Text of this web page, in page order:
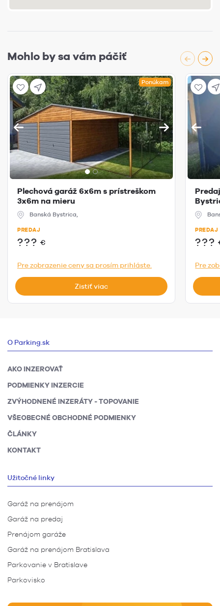
Mohlo by sa vám páčiť
Ponúkam
Plechová garáž 6x6m s prístreškom
3x6m na mieru
Banská Bystrica,
PREDAJ
??? €
Pre zobrazenie ceny sa prosím prihláste.
Zistiť viac
PREDAJ
???
Pre
O Parking.sk
AKO INZEROVAŤ
PODMIENKY INZERCIE
ZVÝHODNENÉ INZERÁTY - TOPOVANIE
VŠEOBECNÉ OBCHODNÉ PODMIENKY
ČLÁNKY
KONTAKT
Užitočné linky
Garáž na prenájom
Garáž na predaj
Prenájom garáže
Garáž na prenájom Bratislava
Parkovanie v Bratislave
Parkovisko